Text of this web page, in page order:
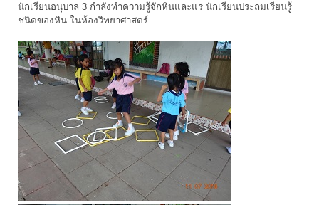
นักเรียนอนุบาล 3 กำลังทำความรู้จักหินและแร่ นักเรียนประถมเรียนรูู้
ชนิดของหิน ในห้องวิทยาศาสตร์